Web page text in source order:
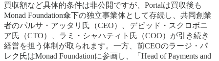
買収額など具体的条件は非公開ですが、Portalは買収後も
Monad Foundation傘下の独立事業体として存続し、共同創業
者のパルサ・アッタリ氏（CEO）、デビッド・スクロボニ
ア氏（CTO）、ラミ・シャハティト氏（COO）が引き続き
経営を担う体制が取られます。一方、前CEOのラージ・パ
レク氏はMonad Foundationに参画し、「Head of Payments and